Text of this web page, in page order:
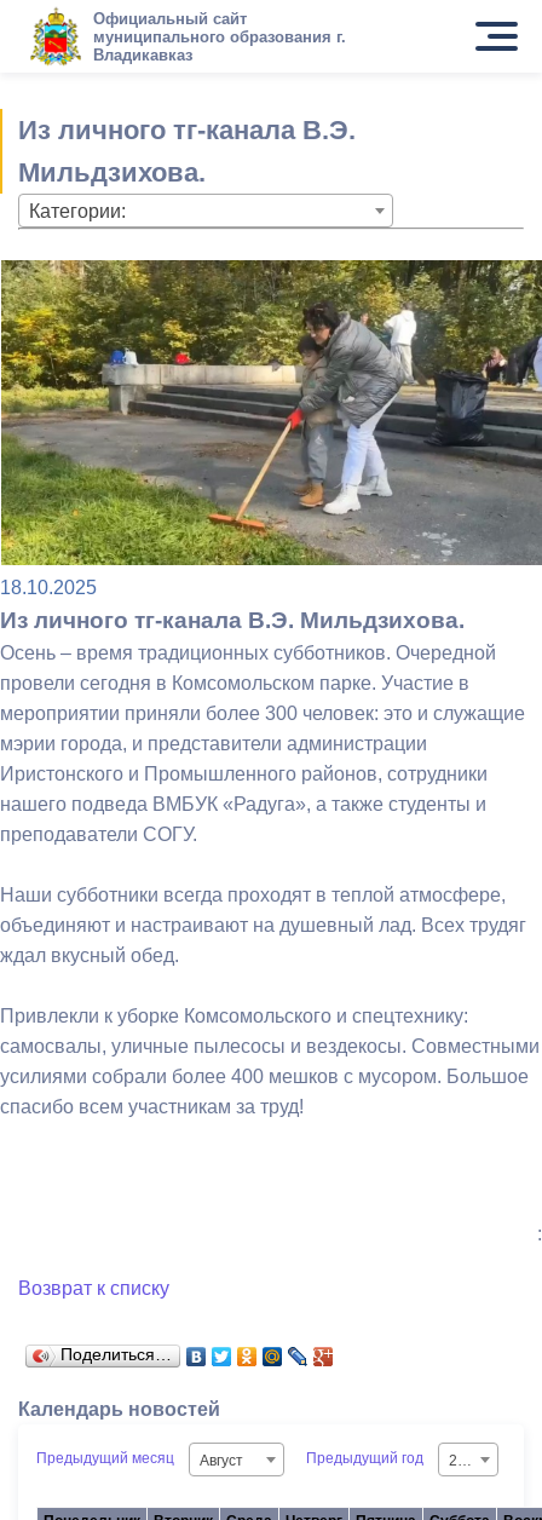
Официальный сайт
муниципального образования г.
Владикавказ
Из личного тг-канала В.Э.
Мильдзихова.
Категории:
18.10.2025
Из личного тг-канала В.Э. Мильдзихова.
Осень – время традиционных субботников. Очередной
провели сегодня в Комсомольском парке. Участие в
мероприятии приняли более 300 человек: это и служащие
мэрии города, и представители администрации
Иристонского и Промышленного районов, сотрудники
нашего подведа ВМБУК «Радуга», а также студенты и
преподаватели СОГУ.
Наши субботники всегда проходят в теплой атмосфере,
объединяют и настраивают на душевный лад. Всех трудяг
ждал вкусный обед.
Привлекли к уборке Комсомольского и спецтехнику:
самосвалы, уличные пылесосы и вездекосы. Совместными
усилиями собрали более 400 мешков с мусором. Большое
спасибо всем участникам за труд!
:
Возврат к списку
Поделиться…
Календарь новостей
Предыдущий месяц Август Предыдущий год 2026